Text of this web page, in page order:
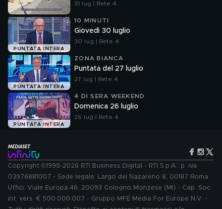
31 lug | Rete 4
PUNTATA INTERA
10 MINUTI
Giovedì 30 luglio
30 lug | Rete 4
PUNTATA INTERA
ZONA BIANCA
Puntata del 27 luglio
27 lug | Rete 4
PUNTATA INTERA
4 DI SERA WEEKEND
Domenica 26 luglio
26 lug | Rete 4
Copyright ©1999-2026 RTI Business Digital - RTI S.p.A.: p. iva
03976881007 - Sede legale: Largo del Nazareno 8, 00187 Roma.
Uffici: Viale Europa 46, 20093 Cologno Monzese (MI) - Cap. Soc.
int. vers. € 500.000.007 - Gruppo MFE Media For Europe N.V. -